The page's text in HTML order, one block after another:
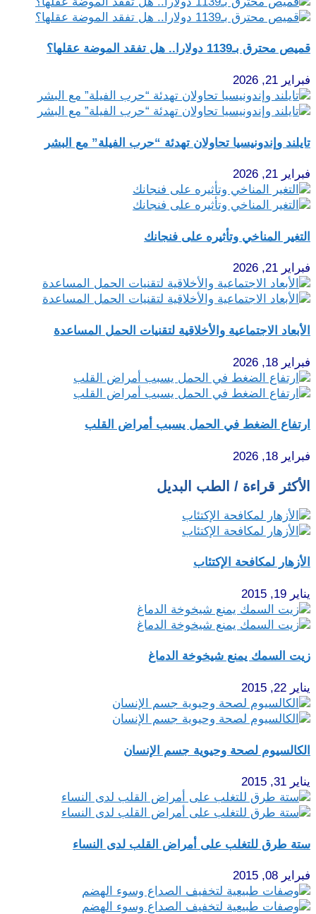
قميص محترق بـ1139 دولارا.. هل تفقد الموضة عقلها؟
فبراير 21, 2026
تايلند وإندونيسيا تحاولان تهدئة “حرب الفيلة” مع البشر
فبراير 21, 2026
التغير المناخي وتأثيره على فنجانك
فبراير 21, 2026
الأبعاد الاجتماعية والأخلاقية لتقنيات الحمل المساعدة
فبراير 18, 2026
ارتفاع الضغط في الحمل يسبب أمراض القلب
فبراير 18, 2026
الأكثر قراءة / الطب البديل
الأزهار لمكافحة الإكتئاب
يناير 19, 2015
زيت السمك يمنع شيخوخة الدماغ
يناير 22, 2015
الكالسيوم لصحة وحيوية جسم الإنسان
يناير 31, 2015
ستة طرق للتغلب على أمراض القلب لدى النساء
فبراير 08, 2015